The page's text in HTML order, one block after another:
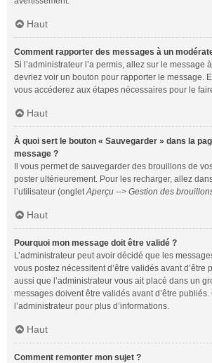
Haut
Comment rapporter des messages à un
Si l’administrateur l’a permis, allez sur le message
devriez voir un bouton pour rapporter le message.
vous accéderez aux étapes nécessaires pour le
Haut
À quoi sert le bouton « Sauvegarder » dans la
message ?
Il vous permet de sauvegarder des brouillons de
poster ultérieurement. Pour les recharger, allez
l’utilisateur (ongletAperçu --> Gestion des
Haut
Pourquoi mon message doit être validé ?
L’administrateur peut avoir décidé que les
vous postez nécessitent d’être validés avant d’être
aussi que l’administrateur vous ait placé dans un
messages doivent être validés avant d’être publiés.
l’administrateur pour plus d’informations.
Haut
Comment remonter mon sujet ?